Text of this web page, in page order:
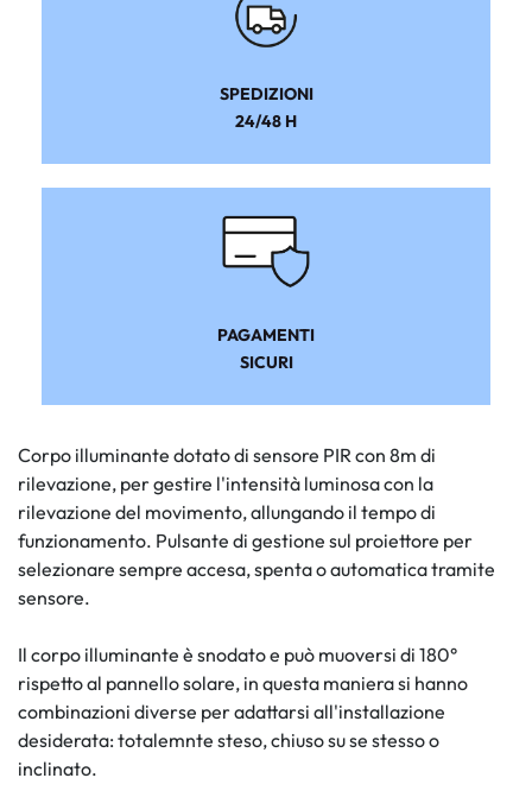
SPEDIZIONI
24/48 H
PAGAMENTI
SICURI
Corpo illuminante dotato di sensore PIR con 8m di
rilevazione, per gestire l'intensità luminosa con la
rilevazione del movimento, allungando il tempo di
funzionamento. Pulsante di gestione sul proiettore per
selezionare sempre accesa, spenta o automatica tramite
sensore.
Il corpo illuminante è snodato e può muoversi di 180°
rispetto al pannello solare, in questa maniera si hanno
combinazioni diverse per adattarsi all'installazione
desiderata: totalemnte steso, chiuso su se stesso o
inclinato.